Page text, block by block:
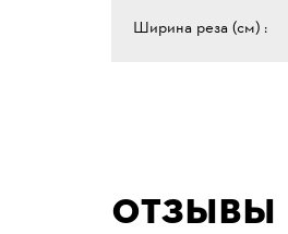
Ширина реза (см) :
Отзывы